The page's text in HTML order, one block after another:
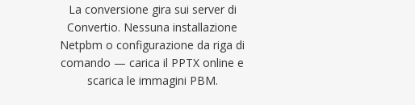
La conversione gira sui server di
Convertio. Nessuna installazione
Netpbm o configurazione da riga di
comando — carica il PPTX online e
scarica le immagini PBM.